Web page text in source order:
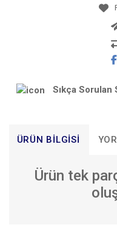
Sıkça Sorulan
ÜRÜN BILGISI
Ürün tek